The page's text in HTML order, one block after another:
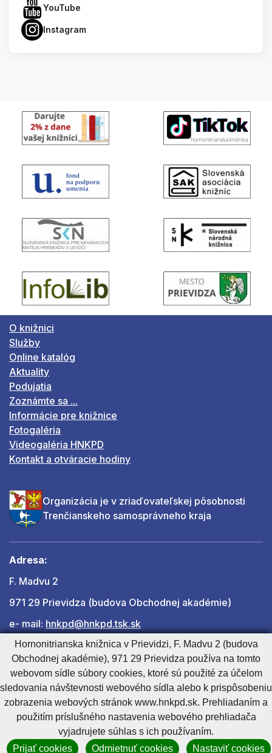
YouTube
Instagram
O knižnici
Služby
Online katalóg
Aktuality
Podujatia
Zoznámte sa ...
Informácie pre knižnice
Fotogaléria
Videogaléria HNKPD
Kontakt a otváracie hodiny
Organizácia je v zriaďovateľskej pôsobnosti
Trenčianskeho samosprávneho kraja
Adresa:
F. Madvu 2
971 29 Prievidza (budova Obchodnej akadémie)
e- mail: hnkpd@hnkpd.tsk.sk
Ďalšie kontakty
Cookies nastavenieCookies - viac informáciíVyhlásenie o prístupnosti
Technický prevádzkovateľ
Správca obsahu
GenerujeCMS BUXUS
Hornonitrianska knižnica v Prievidzi, F. Madvu 2 (budova
Obchodnej akadémie), 971 29 Prievidza používa na tomto
webovom sídle súbory cookies, ktoré sú použité za účelom
sledovania návštevnosti webového sídla alebo k prispôsobeniu
zobrazenia webových stránok www.hnkpd.sk. Prehliadaním a
použitím príslušného nastavenia webového prehliadača
vyjadrujete súhlas s ich používaním.
Prijať cookies
Odmietnuť cookies Nastaviť cookies